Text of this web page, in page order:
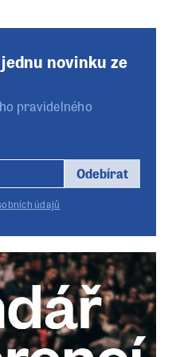
novinku ze
pravidelného
Odebírat
údajů